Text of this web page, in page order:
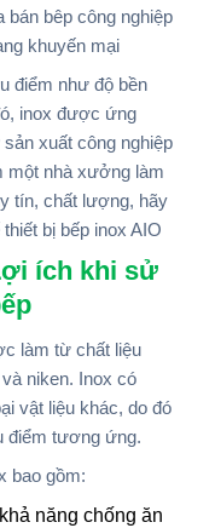
bêp công nghiệp
khuyến mại
điểm như độ bền
inox được ứng
xuất công nghiệp
một nhà xưởng làm
tín, chất lượng, hãy
bị bếp inox AIO
ích khi sử
làm từ chất liệu
niken. Inox có
vật liệu khác, do đó
điểm tương ứng.
bao gồm:
năng chống ăn